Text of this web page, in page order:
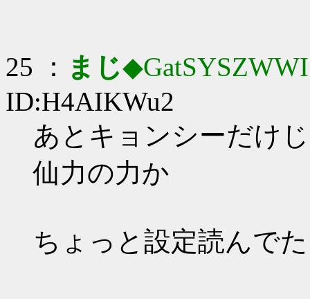
25 ： まじ◆GatSYSZWWI
ID:H4AIKWu2
あとキョンシーだけ
仙力の力か
ちょっと設定読んでた